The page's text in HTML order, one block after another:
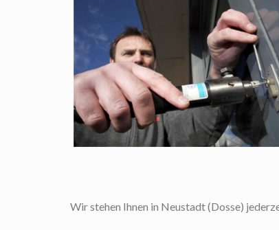
Wir stehen Ihnen in Neustadt (Dosse)